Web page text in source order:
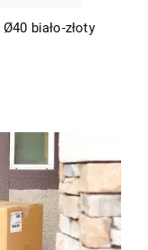
biało-złoty